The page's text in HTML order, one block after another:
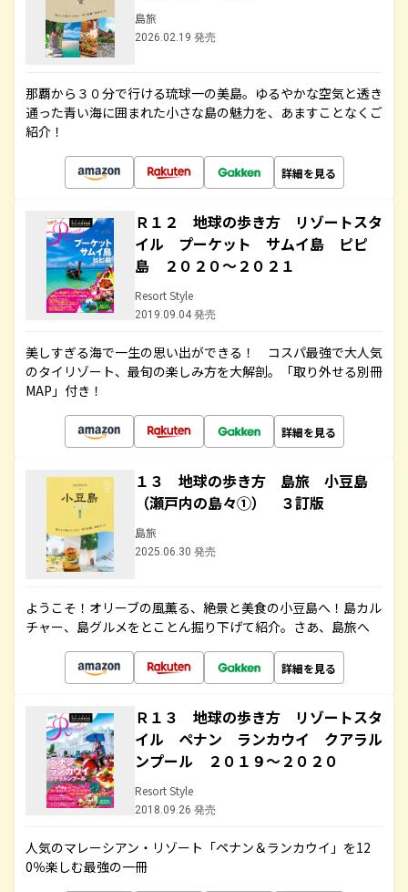
島旅
2026.02.19 発売
那覇から３０分で行ける琉球一の美島。ゆるやかな空気と透き
通った青い海に囲まれた小さな島の魅力を、あますことなくご
紹介！
詳細を見る
Ｒ１２ 地球の歩き方 リゾートスタ
イル プーケット サムイ島 ピピ
島 ２０２０～２０２１
Resort Style
2019.09.04 発売
美しすぎる海で一生の思い出ができる！ コスパ最強で大人気
のタイリゾート、最旬の楽しみ方を大解剖。「取り外せる別冊
MAP」付き！
詳細を見る
１３ 地球の歩き方 島旅 小豆島
（瀬戸内の島々①） ３訂版
島旅
2025.06.30 発売
ようこそ！オリーブの風薫る、絶景と美食の小豆島へ！島カル
チャー、島グルメをとことん掘り下げて紹介。さあ、島旅へ
詳細を見る
Ｒ１３ 地球の歩き方 リゾートスタ
イル ペナン ランカウイ クアラル
ンプール ２０１９～２０２０
Resort Style
2018.09.26 発売
人気のマレーシアン・リゾート「ペナン＆ランカウイ」を12
0％楽しむ最強の一冊